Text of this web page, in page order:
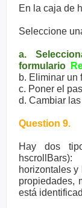
En la caja de
Seleccione
a.
formulario
b. Eliminar un
c. Poner el
d. Cambiar
Question 9.
Hay dos
horizontales
propiedades,
está